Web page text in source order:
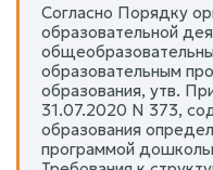
Согласно Порядку
образовательной
образовательным
образования, утв.
31.07.2020 N 373,
образования
программой